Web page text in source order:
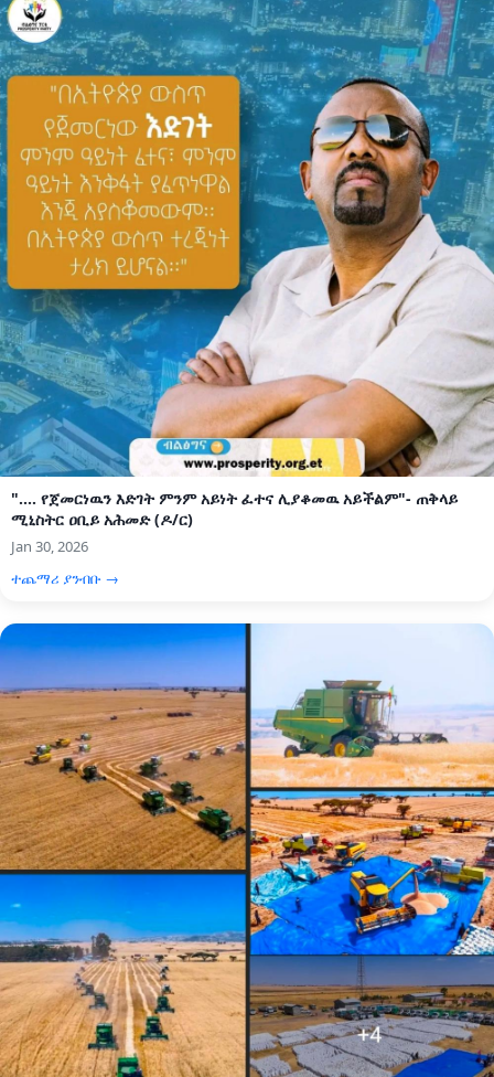
".... የጀመርነዉን እድገት ምንም አይነት ፈተና ሊያቆመዉ አይችልም"- ጠቅላይ
ሚኒስትር ዐቢይ አሕመድ (ዶ/ር)
Jan 30, 2026
ተጨማሪ ያንብቡ →